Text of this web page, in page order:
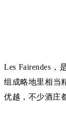
Les Fairendes，
组成略地里相当
优越，不少酒庄